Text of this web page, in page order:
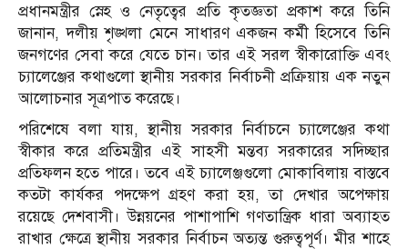
প্রধানমন্ত্রীর স্নেহ ও নেতৃত্বের প্রতি কৃতজ্ঞতা প্রকাশ করে তিনি
জানান, দলীয় শৃঙ্খলা মেনে সাধারণ একজন কর্মী হিসেবে তিনি
জনগণের সেবা করে যেতে চান। তার এই সরল স্বীকারোক্তি এবং
চ্যালেঞ্জের কথাগুলো স্থানীয় সরকার নির্বাচনী প্রক্রিয়ায় এক নতুন
আলোচনার সূত্রপাত করেছে।
পরিশেষে বলা যায়, স্থানীয় সরকার নির্বাচনে চ্যালেঞ্জের কথা
স্বীকার করে প্রতিমন্ত্রীর এই সাহসী মন্তব্য সরকারের সদিচ্ছার
প্রতিফলন হতে পারে। তবে এই চ্যালেঞ্জগুলো মোকাবিলায় বাস্তবে
কতটা কার্যকর পদক্ষেপ গ্রহণ করা হয়, তা দেখার অপেক্ষায়
রয়েছে দেশবাসী। উন্নয়নের পাশাপাশি গণতান্ত্রিক ধারা অব্যাহত
রাখার ক্ষেত্রে স্থানীয় সরকার নির্বাচন অত্যন্ত গুরুত্বপূর্ণ। মীর শাহে